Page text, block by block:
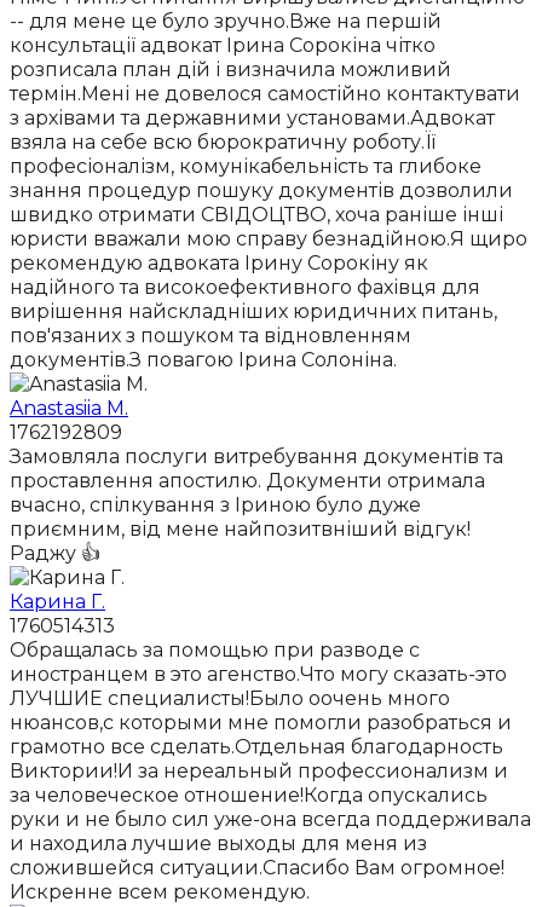
-- для мене це було зручно.Вже на першій
консультації адвокат Ірина Сорокіна чітко
розписала план дій і визначила можливий
термін.Мені не довелося самостійно контактувати
з архівами та державними установами.Адвокат
взяла на себе всю бюрократичну роботу.Її
професіоналізм, комунікабельність та глибоке
знання процедур пошуку документів дозволили
швидко отримати СВІДОЦТВО, хоча раніше інші
юристи вважали мою справу безнадійною.Я щиро
рекомендую адвоката Ірину Сорокіну як
надійного та високоефективного фахівця для
вирішення найскладніших юридичних питань,
пов'язаних з пошуком та відновленням
документів.З повагою Ірина Солоніна.
Anastasiia M.
1762192809
Замовляла послуги витребування документів та
проставлення апостилю. Документи отримала
вчасно, спілкування з Іриною було дуже
приємним, від мене найпозитвніший відгук!
Раджу 👍
Карина Г.
1760514313
Обращалась за помощью при разводе с
иностранцем в это агенство.Что могу сказать-это
ЛУЧШИЕ специалисты!Было оочень много
нюансов,с которыми мне помогли разобраться и
грамотно все сделать.Отдельная благодарность
Виктории!И за нереальный профессионализм и
за человеческое отношение!Когда опускались
руки и не было сил уже-она всегда поддерживала
и находила лучшие выходы для меня из
сложившейся ситуации.Спасибо Вам огромное!
Искренне всем рекомендую.